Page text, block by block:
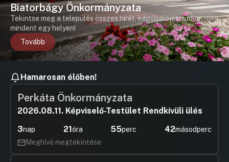
Biatorbágy Önkormányzata
Tekintse meg a település összes hírét, képviselőjét, tudjon meg
mindent egy helyen!
Tovább
Hamarosan élőben!
Perkáta Önkormányzata
2026.08.11. Képviselő-Testület Rendkívüli ülés
3nap 21óra 55perc 41másodperc
Meghívó megtekintése